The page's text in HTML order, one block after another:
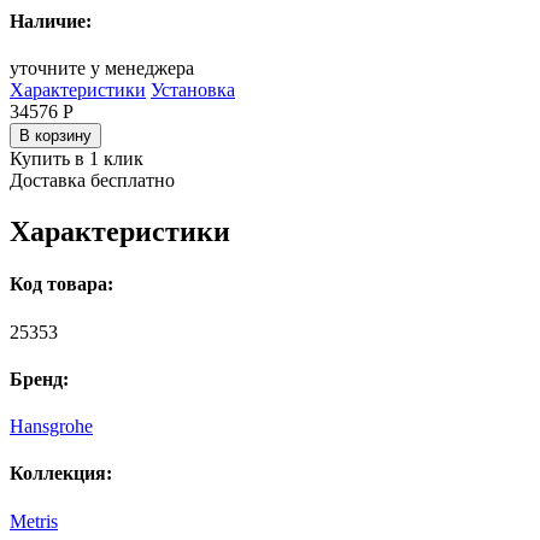
Наличие:
уточните у менеджера
Характеристики Установка
34576 Р
В корзину
Купить в 1 клик
Доставка бесплатно
Характеристики
Код товара:
25353
Бренд:
Hansgrohe
Коллекция:
Metris